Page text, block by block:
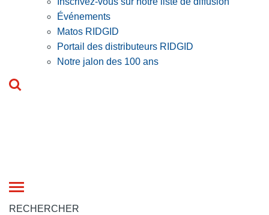
Événements
Matos RIDGID
Portail des distributeurs RIDGID
Notre jalon des 100 ans
Toggle
navigation
RECHERCHER